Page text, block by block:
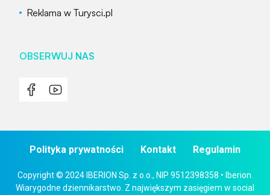
Reklama w Turysci.pl
OBSERWUJ NAS
Copyright © 2024 IBERION Sp. z o.o., NIP 9512398358 • Iberion.
Wiarygodne dziennikarstwo. Z największym zasięgiem w social
Polityka prywatności Kontakt Regulamin